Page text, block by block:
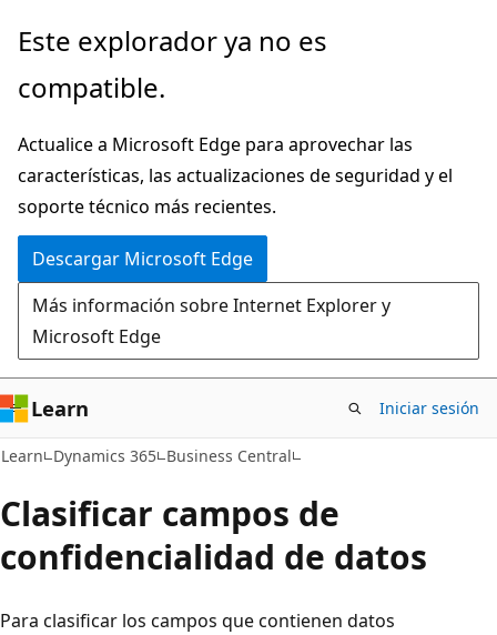
Ir
contenido
Este explorador ya no es
compatible.
Actualice a Microsoft Edge para aprovechar las
características, las actualizaciones de seguridad y el
soporte técnico más recientes.
Descargar Microsoft Edge
Más información sobre Internet Explorer y
Microsoft Edge
Learn Iniciar sesión
Learn Dynamics 365 Business Central
Clasificar campos de
confidencialidad de datos
Para clasificar los campos que contienen datos